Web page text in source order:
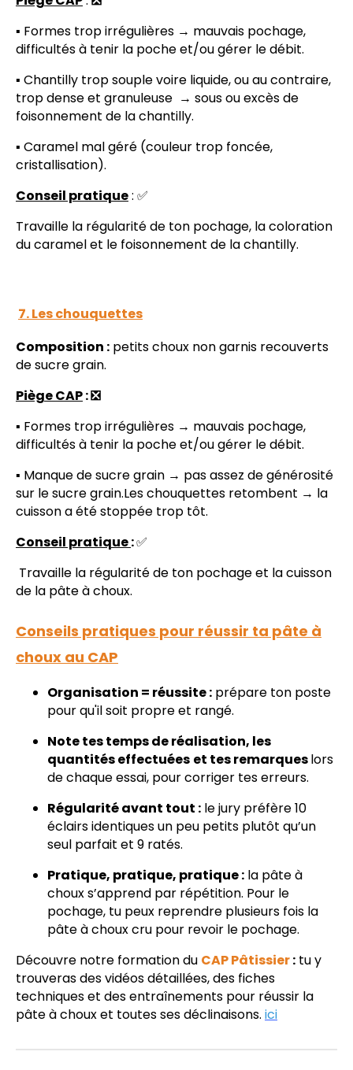
▪️ Formes trop irrégulières → mauvais pochage,
difficultés à tenir la poche et/ou gérer le débit.
▪️ Chantilly trop souple voire liquide, ou au contraire,
trop dense et granuleuse → sous ou excès de
foisonnement de la chantilly.
▪️ Caramel mal géré (couleur trop foncée,
cristallisation).
Conseil pratique: ✅
Travaille la régularité de ton pochage, la coloration
du caramel et le foisonnement de la chantilly.
7. Les chouquettes
Composition : petits choux non garnis recouverts
de sucre grain.
Piège CAP: ❎
▪️ Formes trop irrégulières → mauvais pochage,
difficultés à tenir la poche et/ou gérer le débit.
▪️ Manque de sucre grain → pas assez de générosité
sur le sucre grain.Les chouquettes retombent → la
cuisson a été stoppée trop tôt.
Conseil pratique:✅
Travaille la régularité de ton pochage et la cuisson
de la pâte à choux.
Conseils pratiques pour réussir ta pâte à
choux au CAP
Organisation = réussite : prépare ton poste
pour qu'il soit propre et rangé.
Note tes temps de réalisation, les
quantités effectuées et tes remarqueslors
de chaque essai, pour corriger tes erreurs.
Régularité avant tout : le jury préfère 10
éclairs identiques un peu petits plutôt qu’un
seul parfait et 9 ratés.
Pratique, pratique, pratique : la pâte à
choux s’apprend par répétition. Pour le
pochage, tu peux reprendre plusieurs fois la
pâte à choux cru pour revoir le pochage.
Découvre notre formation du CAP Pâtissier: tu y
trouveras des vidéos détaillées, des fiches
techniques et des entraînements pour réussir la
pâte à choux et toutes ses déclinaisons. ici